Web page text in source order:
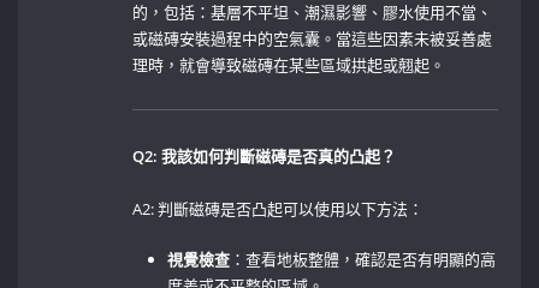
的，包括：基層不平坦、潮濕影響、膠水使用不當、
或磁磚安裝過程中的空氣囊。當這些因素未被妥善處
理時，就會導致磁磚在某些區域拱起或翹起。
Q2: ​我該如何判斷磁磚是否真的凸起？
A2: 判斷磁磚是否凸起可以使用以下方法：
視覺檢查 ：查看地板整體，確認是否有明顯的高